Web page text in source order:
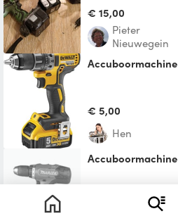
snelspan-kop (dus
€ 15,00
Pieter
Nieuwegein
Accuboormachine
€ 5,00
Hen
Accuboormachine